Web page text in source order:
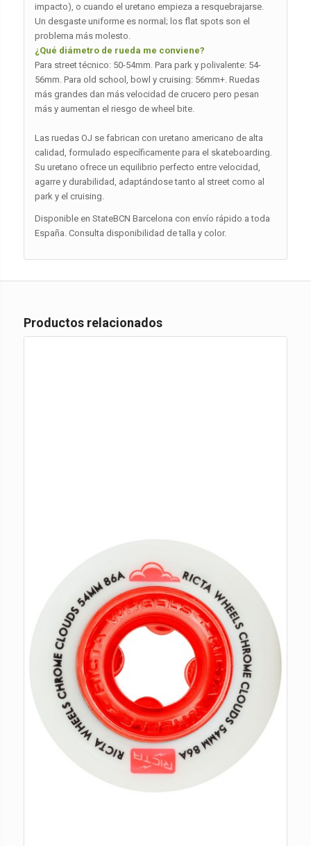
impacto), o cuando el uretano empieza a resquebrajarse.
Un desgaste uniforme es normal; los flat spots son el
problema más molesto.
¿Qué diámetro de rueda me conviene?
Para street técnico: 50-54mm. Para park y polivalente: 54-
56mm. Para old school, bowl y cruising: 56mm+. Ruedas
más grandes dan más velocidad de crucero pero pesan
más y aumentan el riesgo de wheel bite.
Las ruedas OJ se fabrican con uretano americano de alta
calidad, formulado específicamente para el skateboarding.
Su uretano ofrece un equilibrio perfecto entre velocidad,
agarre y durabilidad, adaptándose tanto al street como al
park y el cruising.
Disponible en StateBCN Barcelona con envío rápido a toda
España. Consulta disponibilidad de talla y color.
Productos relacionados